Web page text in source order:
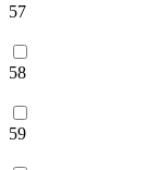
57
58
59